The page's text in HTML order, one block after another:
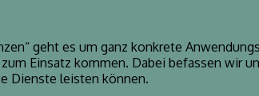
geht es um ganz konkrete
Einsatz kommen. Dabei befassen wir
Dienste leisten können.